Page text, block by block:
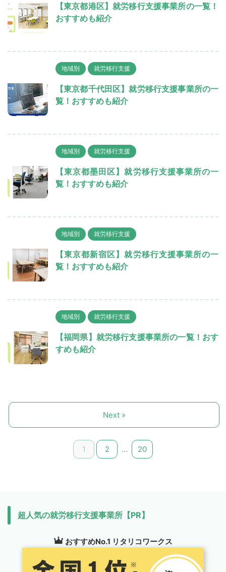
【東京都港区】就労移行支援事業所の一覧！
おすすめも紹介
地域別 就労移行支援
【東京都千代田区】就労移行支援事業所の一
覧！おすすめも紹介
地域別 就労移行支援
【東京都墨田区】就労移行支援事業所の一
覧！おすすめも紹介
地域別 就労移行支援
【東京都新宿区】就労移行支援事業所の一
覧！おすすめも紹介
地域別 就労移行支援
【福岡県】就労移行支援事業所の一覧！おす
すめも紹介
1 2 … 20
Next »
超人気の就労移行支援事業所【PR】
おすすめNo.1 リタリコワークス